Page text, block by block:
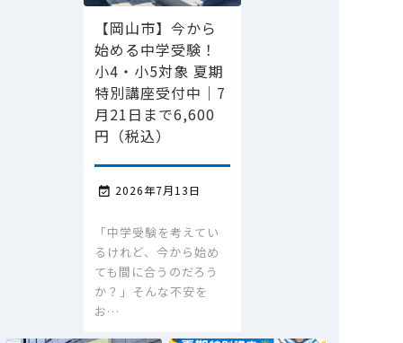
【岡山市】今から
始める中学受験！
小4・小5対象 夏期
特別講座受付中｜7
月21日まで6,600
円（税込）
 2026年7月13日
「中学受験を考えてい
るけれど、今から始め
ても間に合うのだろう
か？」そんな不安を
お…